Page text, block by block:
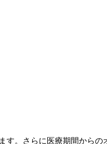
す。さらに医療期間からの